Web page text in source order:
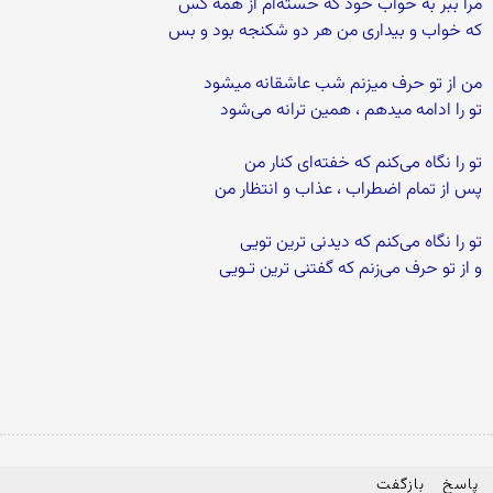
که خواب و بیداری من هر دو شکنجه بود و بس
من از تو حرف میزنم شب عاشقانه میشود
تو را ادامه میدهم ، همین ترانه می‌شود
تو را نگاه می‌کنم که خفته‌ای کنار من
پس از تمام اضطراب ، عذاب و انتظار من
تو را نگاه می‌کنم که دیدنی ترین تویی
و از تو حرف می‌زنم که گفتنی ترین تـویی
پاسخ بازگفت